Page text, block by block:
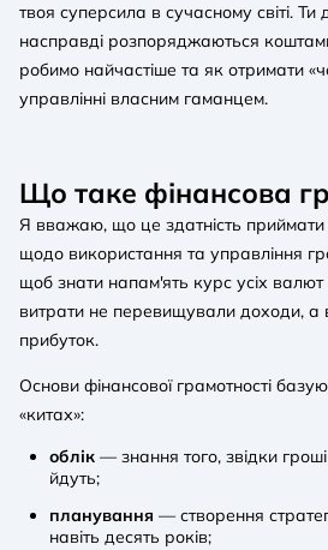
твоя суперсила в сучасному світі. Ти
насправді розпоряджаються
робимо найчастіше та як отримати
управлінні власним гаманцем.
Що таке фінансова
Я вважаю, що це здатність приймати
щодо використання та управління
щоб знати напам'ять курс усіх валют
витрати не перевищували доходи, а
прибуток.
Основи фінансової грамотності
«китах»:
облік — знання того, звідки
йдуть;
планування — створення
навіть десять років;